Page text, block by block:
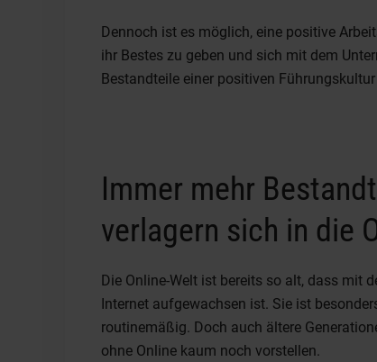
Dennoch ist es möglich, eine positive
ihr Bestes zu geben und sich mit dem
Bestandteile einer positiven
Immer mehr
verlagern sich in die
Die Online-Welt ist bereits so alt, dass mit
Internet aufgewachsen ist. Sie ist
routinemäßig. Doch auch ältere
ohne Online kaum noch vorstellen.